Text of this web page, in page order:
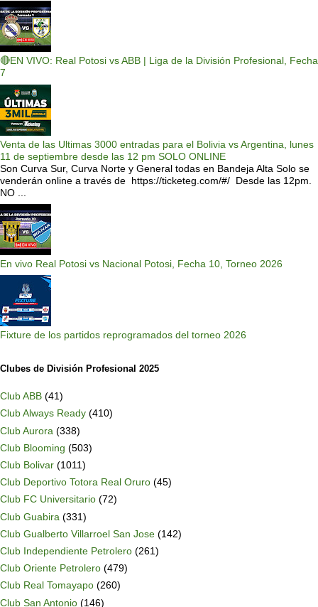
🔴EN VIVO: Real Potosi vs ABB | Liga de la División Profesional, Fecha
7
Venta de las Ultimas 3000 entradas para el Bolivia vs Argentina, lunes
11 de septiembre desde las 12 pm SOLO ONLINE
Son Curva Sur, Curva Norte y General todas en Bandeja Alta Solo se
venderán online a través de https://ticketeg.com/#/ Desde las 12pm.
NO ...
En vivo Real Potosi vs Nacional Potosi, Fecha 10, Torneo 2026
Fixture de los partidos reprogramados del torneo 2026
Clubes de División Profesional 2025
Club ABB (41)
Club Always Ready (410)
Club Aurora (338)
Club Blooming (503)
Club Bolivar (1011)
Club Deportivo Totora Real Oruro (45)
Club FC Universitario (72)
Club Guabira (331)
Club Gualberto Villarroel San Jose (142)
Club Independiente Petrolero (261)
Club Oriente Petrolero (479)
Club Real Tomayapo (260)
Club San Antonio (146)